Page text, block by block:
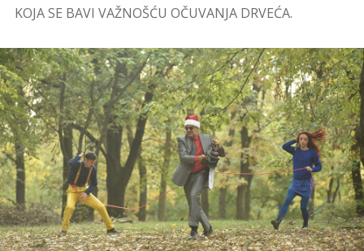
KOJA SE BAVI VAŽNOŠĆU OČUVANJA DRVEĆA.